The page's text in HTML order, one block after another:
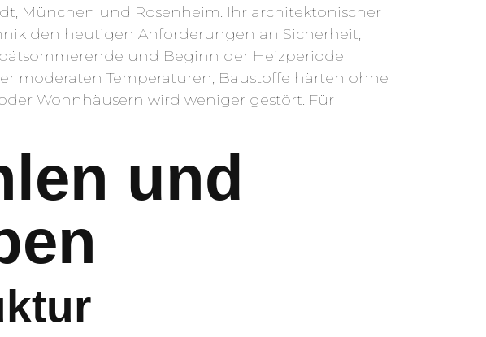
München und Rosenheim. Ihr architektonischer
den heutigen Anforderungen an Sicherheit,
und Beginn der Heizperiode
moderaten Temperaturen, Baustoffe härten ohne
Wohnhäusern wird weniger gestört. Für
und